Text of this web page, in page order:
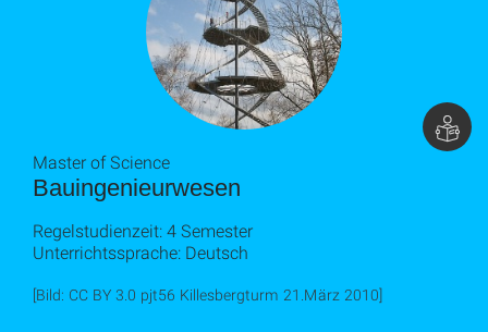
Bauingenieurwesen
Master of Science
Regelstudienzeit: 4 Semester
Unterrichtssprache: Deutsch
[Bild: CC BY 3.0 pjt56 Killesbergturm 21.März 2010]